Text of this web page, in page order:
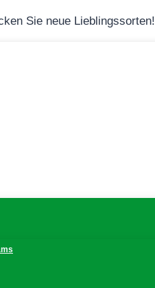
Sie neue Lieblingssorten!